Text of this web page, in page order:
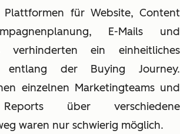
Plattformen für Website, Content
E-Mails und
verhinderten ein einheitliches
entlang der Buying Journey.
einzelnen Marketingteams und
über verschiedene
waren nur schwierig möglich.